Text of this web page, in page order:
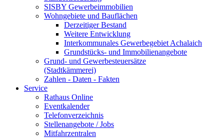
SISBY Gewerbeimmobilien
Wohngebiete und Bauflächen
Derzeitiger Bestand
Weitere Entwicklung
Interkommunales Gewerbegebiet Achalaich
Grundstücks- und Immobilienangebote
Grund- und Gewerbesteuersätze
(Stadtkämmerei)
Zahlen - Daten - Fakten
Service
Rathaus Online
Eventkalender
Telefonverzeichnis
Stellenangebote / Jobs
Mitfahrzentralen